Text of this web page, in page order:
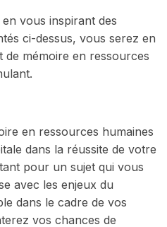
vous inspirant des
ci-dessus, vous serez en
de mémoire en ressources
en ressources humaines
dans la réussite de votre
pour un sujet qui vous
avec les enjeux du
dans le cadre de vos
vos chances de